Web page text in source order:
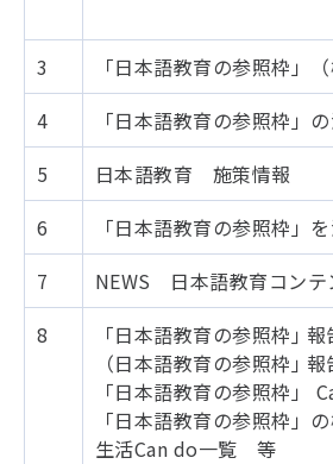
3
「日本語教育の参照枠」（
4
「日本語教育の参照枠」
5
日本語教育 施策情報
6
「日本語教育の参照枠」
7
NEWS 日本語教育コンテ
8
「日本語教育の参照枠｣ 報
（日本語教育の参照枠｣
「日本語教育の参照枠」
「日本語教育の参照枠」
生活Can do一覧 等